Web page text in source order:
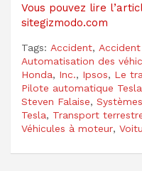
Vous pouvez lire
sitegizmodo.com
Tags: Accident,
Automatisation des
Honda, Inc., Ipsos, Le
Pilote automatique Tesla
Steven Falaise,
Tesla, Transport
Véhicules à moteur,